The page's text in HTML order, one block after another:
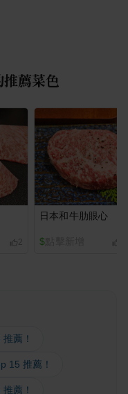
推薦菜色
2
日本和牛肋眼心
$
薦！
15 推薦！
薦！